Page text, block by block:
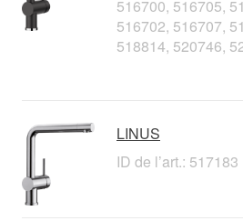
516700, 516705,
516702, 516707,
518814, 520746,
LINUS
ID de l’art.: 517183